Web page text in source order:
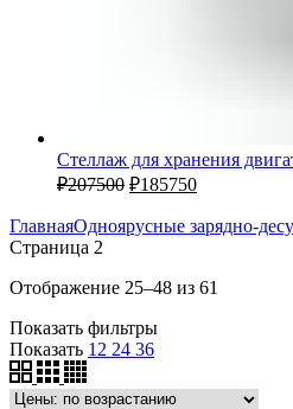
Стеллаж для хранения
₽207500 ₽185750
ГлавнаяОдноярусные зарядно-
Страница 2
Отображение 25–48 из 61
Показать фильтры
Показать 12 24 36